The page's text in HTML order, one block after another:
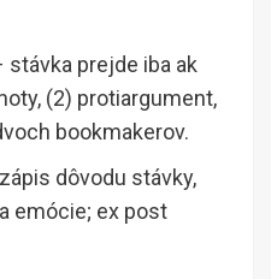
stávka prejde iba ak
(2) protiargument,
bookmakerov.
dôvodu stávky,
emócie; ex post